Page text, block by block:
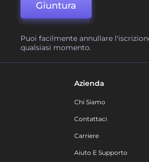
Giuntura
Puoi facilmente annullare
qualsiasi momento.
Azienda
Chi Siamo
Contattaci
Carriere
Aiuto E Supporto